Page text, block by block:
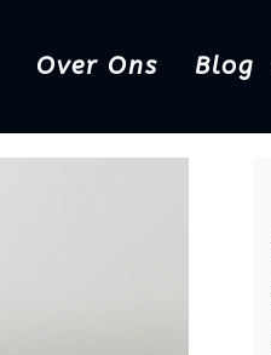
Over Ons Blog